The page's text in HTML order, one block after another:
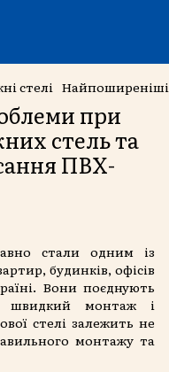
стелі Найпоширеніші
при
стель та
ПВХ-
стали одним із
будинків, офісів
Вони поєднують
швидкий монтаж і
стелі залежить не
монтажу та